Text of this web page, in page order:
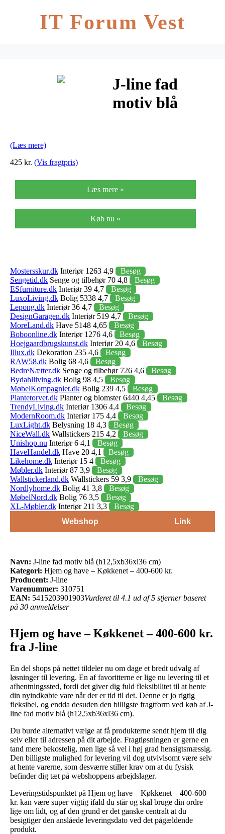
IT Forum Vest
J-line fad
motiv blå
(Læs mere)
425 kr. (Vis fragtpris)
Læs mere »
Køb nu »
Mostersskur.dk Interiør 1263 4,9
Besøg
Sengetid.dk Senge og tilbehør 70 4,8
Besøg
ESfurniture.dk Interiør 39 4,7
Besøg
LuxoLiving.dk Bolig 5338 4,7
Besøg
Lepong.dk Interiør 36 4,7
Besøg
DesignGaragen.dk Interiør 519 4,7
Besøg
MoreLand.dk Have 5148 4,65
Besøg
Boboonline.dk Interiør 1276 4,6
Besøg
Hoejgaardbrugskunst.dk Interiør 20 4,6
Besøg
Illux.dk Dekoration 235 4,6
Besøg
RAW58.dk Bolig 68 4,6
Besøg
BedreNætter.dk Senge og tilbehør 726 4,6
Besøg
Bydahlliving.dk Bolig 98 4,5
Besøg
MøbelKompagniet.dk Bolig 239 4,5
Besøg
Plantetorvet.dk Planter og blomster 6440 4,45
Besøg
TrendyLiving.dk Interiør 1306 4,4
Besøg
ModernRoom.dk Interiør 175 4,4
Besøg
LuxLight.dk Belysning 18 4,3
Besøg
NiceWall.dk Wallstickers 215 4,2
Besøg
Unishop.nu Interiør 6 4,1
Besøg
HaveHandel.dk Have 20 4,1
Besøg
Likehome.dk Interiør 15 4
Besøg
Møbler.dk Interiør 87 3,9
Besøg
Wallstickerland.dk Wallstickers 59 3,9
Besøg
Nordlyhome.dk Bolig 41 3,8
Besøg
MøbelNord.dk Bolig 76 3,5
Besøg
XL-Møbler.dk Interiør 211 3,3
Besøg
Webshop
Link
Navn: J-line fad motiv blå (h12,5xb36xl36 cm)
Kategori: Hjem og have – Køkkenet – 400-600 kr.
Producent: J-line
Varenummer: 310751
EAN: 5415203901903Vurderet til 4.1 ud af 5 stjerner baseret
på 30 anmeldelser
Hjem og have – Køkkenet – 400-600 kr.
fra J-line
En del shops på nettet tildeler nu om dage et bredt udvalg af
løsninger til levering. En af favoritterne er lige nu levering til et
afhentningssted, fordi det giver dig fuld fleksibilitet til at hente
din nyindkøbte vare når der er tid til det. Denne er jo rigtig
fleksibel, og endda desuden den billigste fragtform ved køb af J-
line fad motiv blå (h12,5xb36xl36 cm).
Du burde alternativt vælge at få produkterne sendt hjem til dig
selv eller til adressen på dit arbejde. Fragtløsningen er gerne en
tand mere bekostelig, men lige så vel i høj grad hensigtsmæssig.
Den billigste mulighed for levering vil dog utvivlsomt være selv
at hente varerne, som desværre stiller krav om at du fysisk
befinder dig tæt på webshoppens arbejdslager.
Leveringstidspunktet på Hjem og have – Køkkenet – 400-600
kr. kan være super vigtig ifald du står og skal bruge din ordre
lige om lidt, og af den grund er det ganske centralt at du
besigtiger den anslåede leveringsdato ved det pågældende
produkt.